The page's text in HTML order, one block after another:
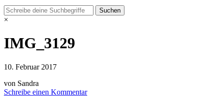
×
IMG_3129
10. Februar 2017
von Sandra
Schreibe einen Kommentar